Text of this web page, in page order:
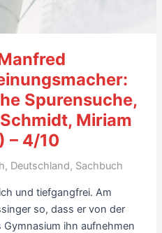
Spurensuche,
Miriam
– 4/10
, Deutschland, Sachbuch
und tiefgangfrei. Am
so, dass er von der
ihn aufnehmen